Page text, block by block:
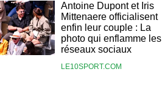
Antoine Dupont et Iris
Mittenaere officialisent
enfin leur couple : La
photo qui enflamme les
réseaux sociaux
LE10SPORT.COM